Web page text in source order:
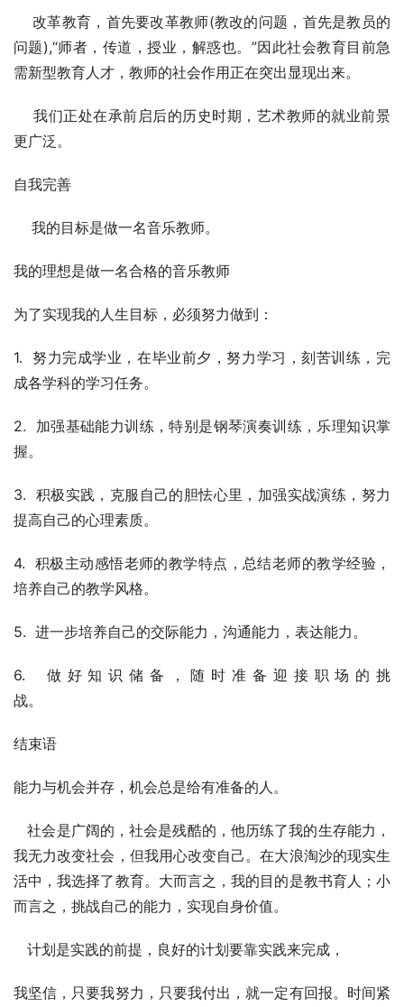
改革教育，首先要改革教师(教改的问题，首先是教员的
问题),“师者，传道，授业，解惑也。”因此社会教育目前急
需新型教育人才，教师的社会作用正在突出显现出来。
我们正处在承前启后的历史时期，艺术教师的就业前景
更广泛。
自我完善
我的目标是做一名音乐教师。
我的理想是做一名合格的音乐教师
为了实现我的人生目标，必须努力做到：
1.  努力完成学业，在毕业前夕，努力学习，刻苦训练，完
成各学科的学习任务。
2.  加强基础能力训练，特别是钢琴演奏训练，乐理知识掌
握。
3.  积极实践，克服自己的胆怯心里，加强实战演练，努力
提高自己的心理素质。
4.  积极主动感悟老师的教学特点，总结老师的教学经验，
培养自己的教学风格。
5.  进一步培养自己的交际能力，沟通能力，表达能力。
6.  做好知识储备，随时准备迎接职场的挑
战。
结束语
能力与机会并存，机会总是给有准备的人。
社会是广阔的，社会是残酷的，他历练了我的生存能力，
我无力改变社会，但我用心改变自己。在大浪淘沙的现实生
活中，我选择了教育。大而言之，我的目的是教书育人；小
而言之，挑战自己的能力，实现自身价值。
计划是实践的前提，良好的计划要靠实践来完成，
我坚信，只要我努力，只要我付出，就一定有回报。时间紧